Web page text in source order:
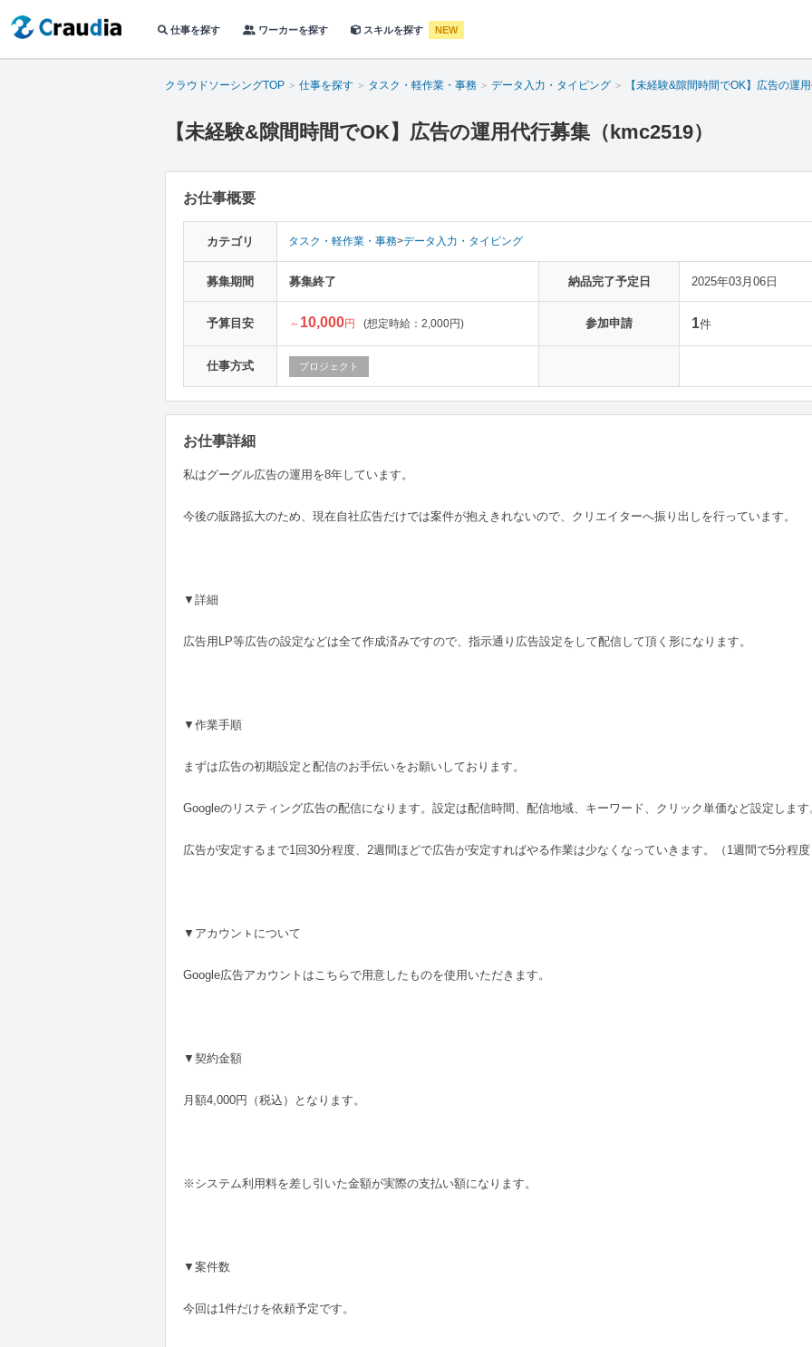
仕事を探す ワーカーを探す スキルを探す NEW
クラウドソーシングTOP 仕事を探す タスク・軽作業・事務 データ入力・タイピング 【未経験&隙間時間でOK】広告の運
【未経験&隙間時間でOK】広告の運用代行募集（kmc2519）
お仕事概要
カテゴリ タスク・軽作業・事務>データ入力・タイピング
募集期間 募集終了 納品完了予定日 2025年03月06日
予算目安 ～ 10,000円 (想定時給：2,000円) 参加申請 1件
仕事方式 プロジェクト
お仕事詳細
私はグーグル広告の運用を8年しています。
今後の販路拡大のため、現在自社広告だけでは案件が抱えきれないので、クリエイターへ振り出しを行っています。
▼詳細
広告用LP等広告の設定などは全て作成済みですので、指示通り広告設定をして配信して頂く形になります。
▼作業手順
まずは広告の初期設定と配信のお手伝いをお願いしております。
Googleのリスティング広告の配信になります。設定は配信時間、配信地域、キーワード、クリック単価など設定します
広告が安定するまで1回30分程度、2週間ほどで広告が安定すればやる作業は少なくなっていきます。（1週間で5分程
▼アカウンㇳについて
Google広告アカウントはこちらで用意したものを使用いただきます。
▼契約金額
月額4,000円（税込）となります。
※システム利用料を差し引いた金額が実際の支払い額になります。
▼案件数
今回は1件だけを依頼予定です。